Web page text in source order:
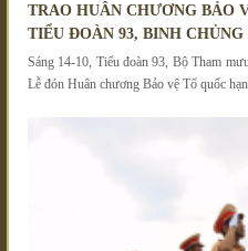
TRAO HUÂN CHƯƠNG BẢO
TIỂU ĐOÀN 93, BINH CHỦNG
Sáng 14-10, Tiểu đoàn 93, Bộ Tham
Lễ đón Huân chương Bảo vệ Tổ quốc